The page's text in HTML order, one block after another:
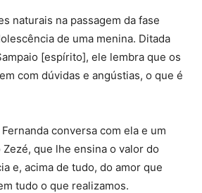
naturais na passagem da fase
de uma menina. Ditada
[espírito], ele lembra que os
com dúvidas e angústias, o que é
conversa com ela e um
que lhe ensina o valor do
e, acima de tudo, do amor que
tudo o que realizamos.